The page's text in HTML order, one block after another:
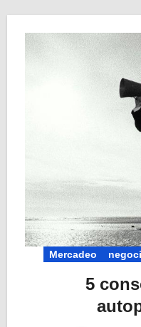
Mercadeo
5